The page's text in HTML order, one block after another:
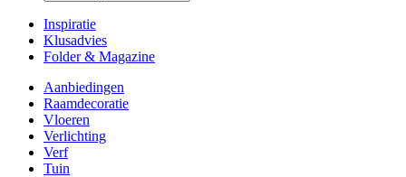
Inspiratie
Klusadvies
Folder & Magazine
Aanbiedingen
Raamdecoratie
Vloeren
Verlichting
Verf
Tuin